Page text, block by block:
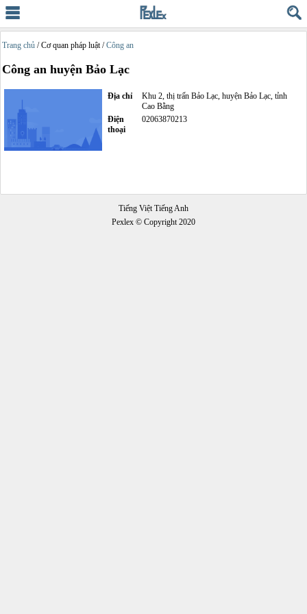
Trang chủ / Cơ quan pháp luật /Công an
Công an huyện Bảo Lạc
Địa chỉ
Khu 2, thị trấn Bảo Lạc, huyện Bảo Lạc, tỉnh
Cao Bằng
Điện
thoại
02063870213
Tiếng Việt Tiếng Anh
Pexlex © Copyright 2020